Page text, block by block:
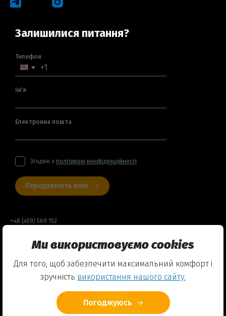
Залишилися питання?
Телефон
Ім'я
Електронна пошта
Згоден з політикою конфіденційності
Передзвоніть мені
+48 (459) 569 152
Договір оферти
Політика конфіденційності
Ми використовуємо cookies
Для того, щоб забезпечити максимальний комфорт і
зручність використання нашого сайту.
Погоджуюсь